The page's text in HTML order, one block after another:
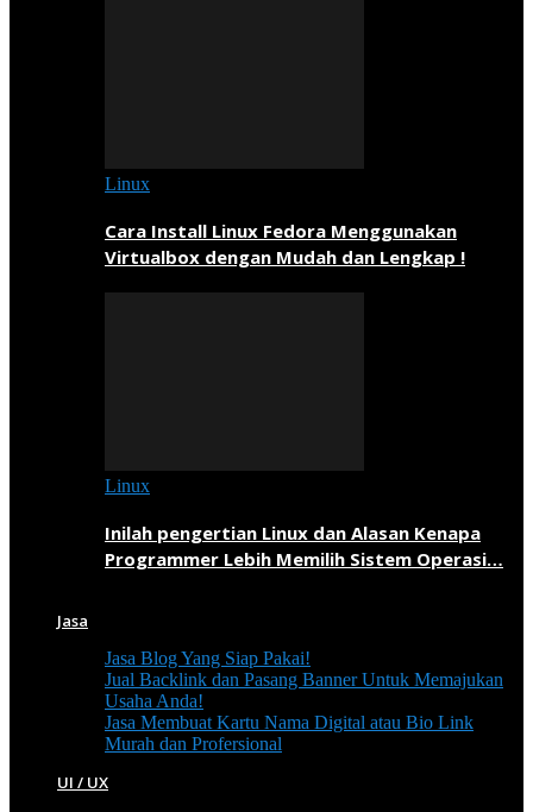
Linux
Cara Install Linux Fedora Menggunakan
Virtualbox dengan Mudah dan Lengkap !
Linux
Inilah pengertian Linux dan Alasan Kenapa
Programmer Lebih Memilih Sistem Operasi…
Jasa
Jasa Blog Yang Siap Pakai!
Jual Backlink dan Pasang Banner Untuk Memajukan
Usaha Anda!
Jasa Membuat Kartu Nama Digital atau Bio Link
Murah dan Profersional
UI / UX